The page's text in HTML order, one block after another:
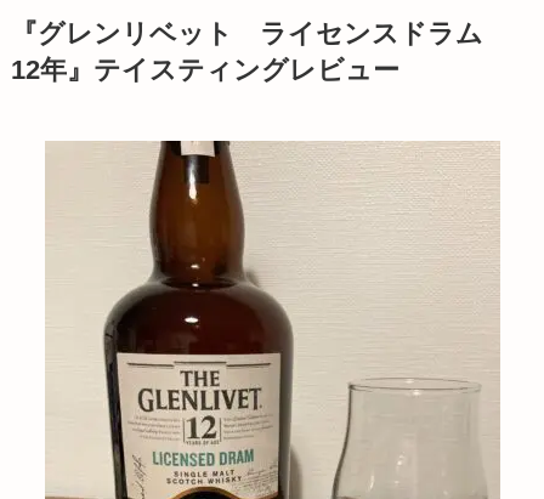
『グレンリベット ライセンスドラム
12年』テイスティングレビュー